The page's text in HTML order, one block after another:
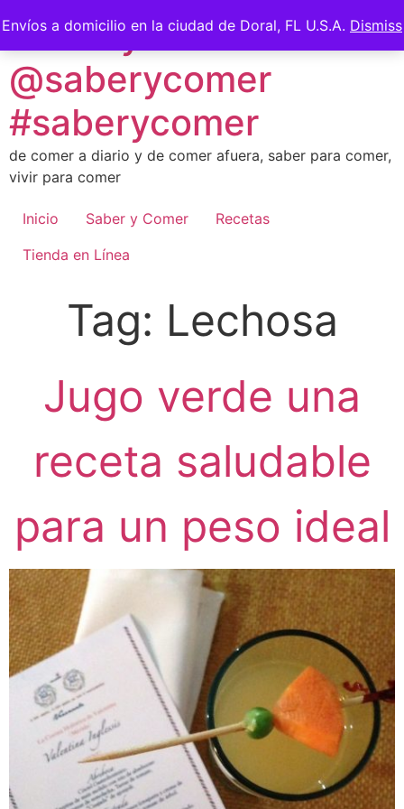
Envíos a domicilio en la ciudad de Doral, FL U.S.A. Dismiss
to
content
Saber y Comer -
@saberycomer
#saberycomer
de comer a diario y de comer afuera, saber para comer,
vivir para comer
Inicio Saber y Comer
Recetas
Tienda en Línea
Tag: Lechosa
Jugo verde una
receta saludable
para un peso ideal